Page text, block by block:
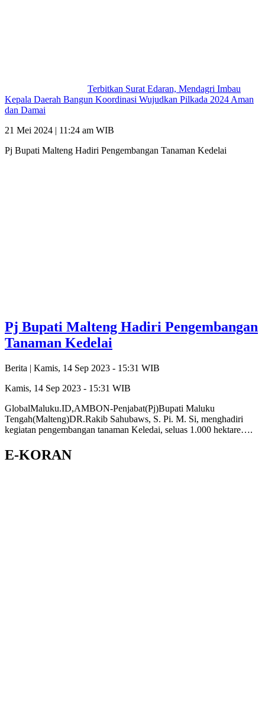
Terbitkan Surat Edaran, Mendagri Imbau
Kepala Daerah Bangun Koordinasi Wujudkan Pilkada 2024 Aman
dan Damai
21 Mei 2024 | 11:24 am WIB
Pj Bupati Malteng Hadiri Pengembangan Tanaman Kedelai
Pj Bupati Malteng Hadiri Pengembangan
Tanaman Kedelai
Berita | Kamis, 14 Sep 2023 - 15:31 WIB
Kamis, 14 Sep 2023 - 15:31 WIB
GlobalMaluku.ID,AMBON-Penjabat(Pj)Bupati Maluku
Tengah(Malteng)DR.Rakib Sahubaws, S. Pi. M. Si, menghadiri
kegiatan pengembangan tanaman Keledai, seluas 1.000 hektare….
E-KORAN